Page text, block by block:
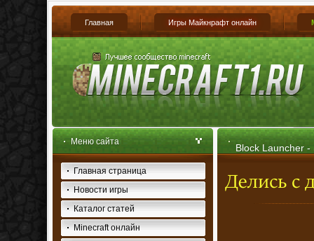
Главная Игры Майкнрафт онлайн
Меню сайта
Главная страница
Новости игры
Каталог статей
Minecraft онлайн
Block Launcher